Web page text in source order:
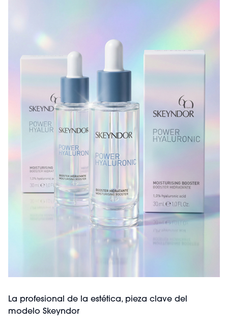
La profesional de la estética, pieza clave del
modelo Skeyndor